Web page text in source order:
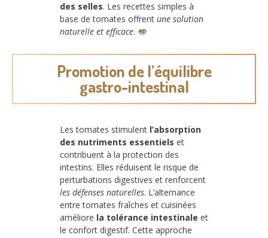
des selles. Les recettes simples à
base de tomates offrent une solution
naturelle et efficace.
Promotion de l’équilibre
gastro-intestinal
Les tomates stimulent l’absorption
des nutriments essentiels et
contribuent à la protection des
intestins. Elles réduisent le risque de
perturbations digestives et renforcent
les défenses naturelles. L’alternance
entre tomates fraîches et cuisinées
améliore la tolérance intestinale et
le confort digestif. Cette approche